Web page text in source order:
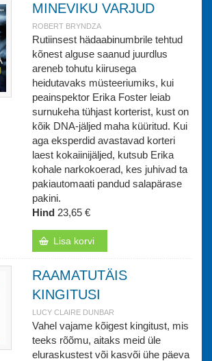
MINEVIKU VARJUD
ROBERT BRYNDZA
Rutiinsest hädaabinumbrile tehtud
kõnest alguse saanud juurdlus
areneb tohutu kiirusega
heidutavaks müsteeriumiks, kui
peainspektor Erika Foster leiab
surnukeha tühjast korterist, kust on
kõik DNA-jäljed maha küüritud. Kui
aga eksperdid avastavad korteri
laest kokaiinijäljed, kutsub Erika
kohale narkokoerad, kes juhivad ta
pakiautomaati pandud salapärase
pakini.
Hind 23,65 €
Lisa korvi
RAAMATUTÄIS
KINGITUSI
LUCY CLAIRE DUNBAR
Vahel vajame kõigest kingitust, mis
teeks rõõmu, aitaks meid üle
eluraskustest või kasvõi ühe päeva